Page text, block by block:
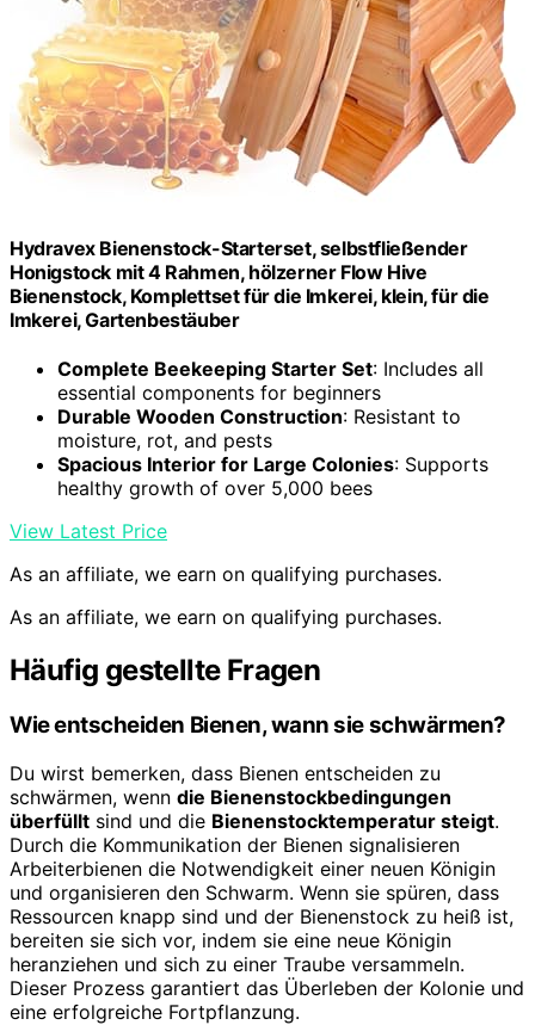
Hydravex Bienenstock-Starterset, selbstfließender
Honigstock mit 4 Rahmen, hölzerner Flow Hive
Bienenstock, Komplettset für die Imkerei, klein, für die
Imkerei, Gartenbestäuber
Complete Beekeeping Starter Set: Includes all
essential components for beginners
Durable Wooden Construction: Resistant to
moisture, rot, and pests
Spacious Interior for Large Colonies: Supports
healthy growth of over 5,000 bees
View Latest Price
As an affiliate, we earn on qualifying purchases.
As an affiliate, we earn on qualifying purchases.
Häufig gestellte Fragen
Wie entscheiden Bienen, wann sie schwärmen?
Du wirst bemerken, dass Bienen entscheiden zu
schwärmen, wenn die Bienenstockbedingungen
überfüllt sind und die Bienenstocktemperatur steigt.
Durch die Kommunikation der Bienen signalisieren
Arbeiterbienen die Notwendigkeit einer neuen Königin
und organisieren den Schwarm. Wenn sie spüren, dass
Ressourcen knapp sind und der Bienenstock zu heiß ist,
bereiten sie sich vor, indem sie eine neue Königin
heranziehen und sich zu einer Traube versammeln.
Dieser Prozess garantiert das Überleben der Kolonie und
eine erfolgreiche Fortpflanzung.